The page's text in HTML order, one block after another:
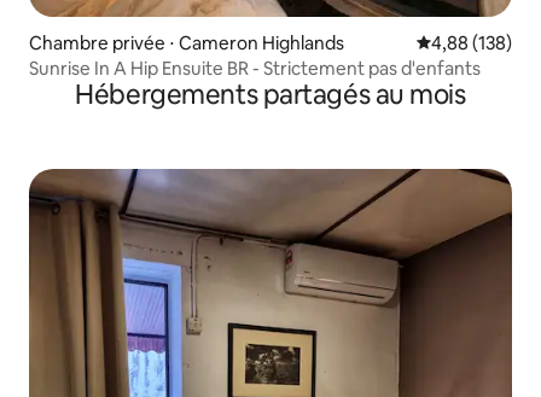
Chambre privée ⋅ Cameron Highlands Évaluation
4,88 (138)
Sunrise In A Hip Ensuite BR - Strictement pas d'enfants
Hébergements partagés au mois